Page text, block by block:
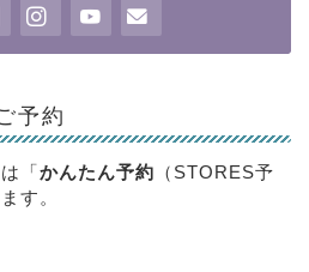
予約
「 かんたん予約 （STORES予
す。